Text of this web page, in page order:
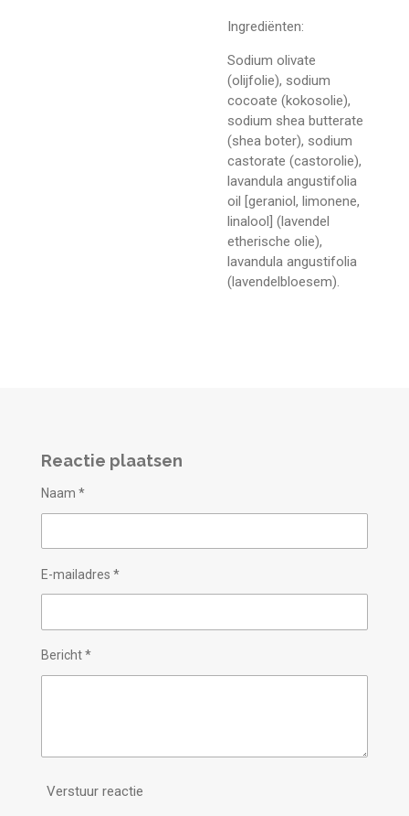
Ingrediënten:
Sodium olivate
(olijfolie), sodium
cocoate (kokosolie),
sodium shea butterate
(shea boter), sodium
castorate (castorolie),
lavandula angustifolia
oil [geraniol, limonene,
linalool] (lavendel
etherische olie),
lavandula angustifolia
(lavendelbloesem).
Reactie plaatsen
Naam *
E-mailadres *
Bericht *
Verstuur reactie